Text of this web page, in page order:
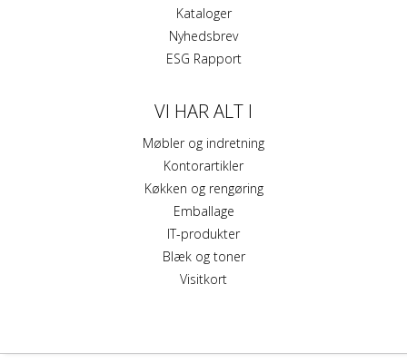
Kataloger
Nyhedsbrev
ESG Rapport
VI HAR ALT I
Møbler og indretning
Kontorartikler
Køkken og rengøring
Emballage
IT-produkter
Blæk og toner
Visitkort